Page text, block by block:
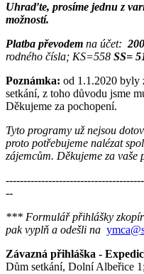
Uhraďte, prosíme jednu z
možností.
Platba převodem na účet:
rodného čísla; KS=558 SS=
Poznámka: od 1.1.2020 byly
setkání, z toho důvodu jsme
Děkujeme za pochopení.
Tyto programy už nejsou
proto potřebujeme nalézat
zájemcům. Děkujeme za vaše
--
*** Formulář přihlášky
pak vyplň a odešli na
Závazná přihláška -
Dům setkání, Dolní Albeřice